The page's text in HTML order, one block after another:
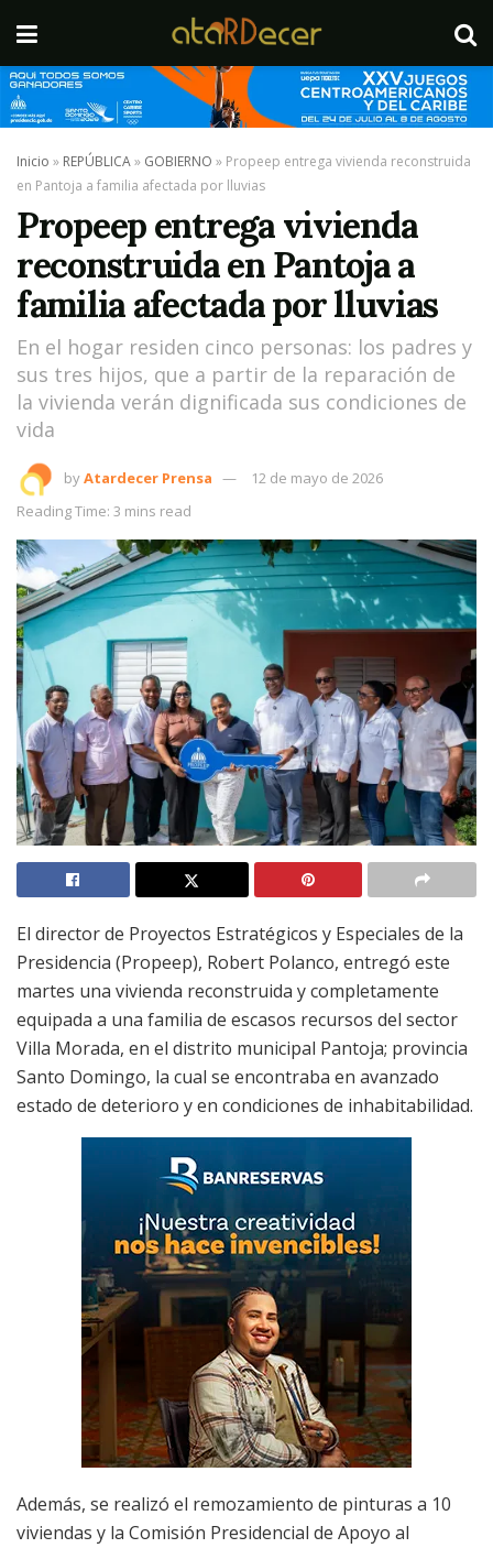
Inicio » REPÚBLICA» GOBIERNO » Propeep entrega vivienda reconstruida
en Pantoja a familia afectada por lluvias
Propeep entrega vivienda
reconstruida en Pantoja a
familia afectada por lluvias
En el hogar residen cinco personas: los padres y
sus tres hijos, que a partir de la reparación de
la vivienda verán dignificada sus condiciones de
vida
byAtardecer Prensa
12 de mayo de 2026
Reading Time: 3 mins read
El director de Proyectos Estratégicos y Especiales de la
Presidencia (Propeep), Robert Polanco, entregó este
martes una vivienda reconstruida y completamente
equipada a una familia de escasos recursos del sector
Villa Morada, en el distrito municipal Pantoja; provincia
Santo Domingo, la cual se encontraba en avanzado
estado de deterioro y en condiciones de inhabitabilidad.
Además, se realizó el remozamiento de pinturas a 10
viviendas y la Comisión Presidencial de Apoyo al